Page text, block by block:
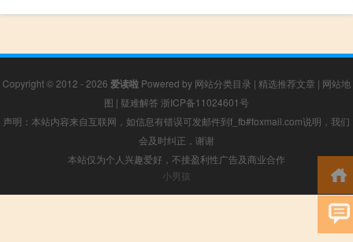
Copyright © 2012 - 2026 爱读啦 Powered by 网站分类目录 | 精选推荐文章 | 网站地
图 | 疑难解答 浙ICP备11024601号
声明：本站内容来自互联网，如信息有错误可发邮件到f_fb#foxmail.com说明，我们
会及时纠正，谢谢
本站仅为个人兴趣爱好，不接盈利性广告及商业合作
小男孩